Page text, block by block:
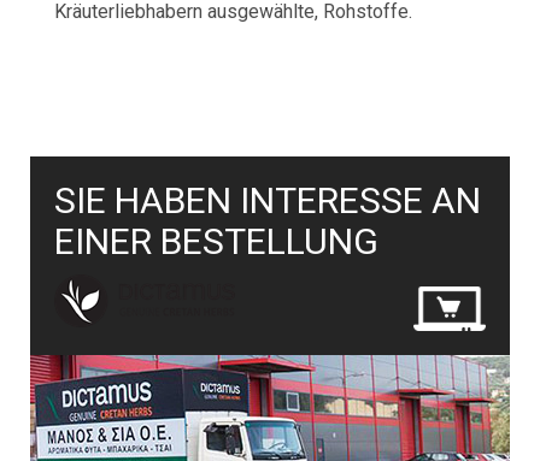
Kräuterliebhabern ausgewählte, Rohstoffe.
SIE HABEN INTERESSE AN
EINER BESTELLUNG